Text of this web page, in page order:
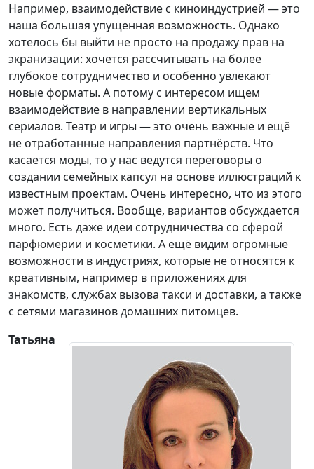
Например, взаимодействие с киноиндустрией — это
наша большая упущенная возможность. Однако
хотелось бы выйти не просто на продажу прав на
экранизации: хочется рассчитывать на более
глубокое сотрудничество и особенно увлекают
новые форматы. А потому с интересом ищем
взаимодействие в направлении вертикальных
сериалов. Театр и игры — это очень важные и ещё
не отработанные направления партнёрств. Что
касается моды, то у нас ведутся переговоры о
создании семейных капсул на основе иллюстраций к
известным проектам. Очень интересно, что из этого
может получиться. Вообще, вариантов обсуждается
много. Есть даже идеи сотрудничества со сферой
парфюмерии и косметики. А ещё видим огромные
возможности в индустриях, которые не относятся к
креативным, например в приложениях для
знакомств, службах вызова такси и доставки, а также
с сетями магазинов домашних питомцев.
Татьяна